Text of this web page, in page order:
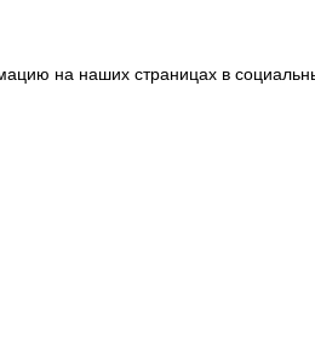
на наших страницах в